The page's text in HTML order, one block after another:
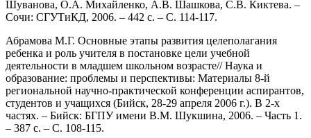
Шуванова, О.А. Михайленко, А.В. Шашкова, С.В. Киктева. –
Сочи: СГУТиКД, 2006. – 442 с. – С. 114-117.
Абрамова М.Г. Основные этапы развития целеполагания
ребенка и роль учителя в постановке цели учебной
деятельности в младшем школьном возрасте// Наука и
образование: проблемы и перспективы: Материалы 8-й
региональной научно-практической конференции аспирантов,
студентов и учащихся (Бийск, 28-29 апреля 2006 г.). В 2-х
частях. – Бийск: БГПУ имени В.М. Шукшина, 2006. – Часть 1.
– 387 с. – С. 108-115.